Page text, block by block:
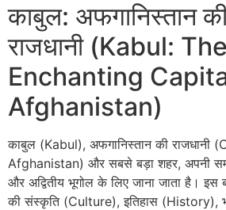
काबुल: अफगानिस्तान
राजधानी (Kabul: The
Enchanting
Afghanistan)
काबुल (Kabul), अफगानिस्तान की
Afghanistan) और सबसे बड़ा शहर, अपनी
और अद्वितीय भूगोल के लिए जाना जाता है। इस
की संस्कृति (Culture), इतिहास (History),